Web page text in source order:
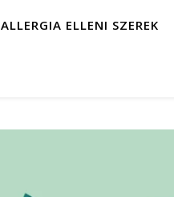
ALLERGIA ELLENI SZEREK